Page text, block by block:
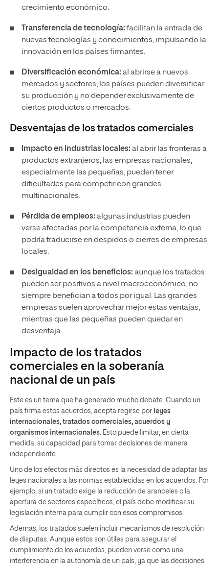
crecimiento económico.
Transferencia de tecnología: facilitan la entrada de
nuevas tecnologías y conocimientos, impulsando la
innovación en los países firmantes.
Diversificación económica: al abrirse a nuevos
mercados y sectores, los países pueden diversificar
su producción y no depender exclusivamente de
ciertos productos o mercados.
Desventajas de los tratados comerciales
Impacto en industrias locales: al abrir las fronteras a
productos extranjeros, las empresas nacionales,
especialmente las pequeñas, pueden tener
dificultades para competir con grandes
multinacionales.
Pérdida de empleos: algunas industrias pueden
verse afectadas por la competencia externa, lo que
podría traducirse en despidos o cierres de empresas
locales.
Desigualdad en los beneficios: aunque los tratados
pueden ser positivos a nivel macroeconómico, no
siempre benefician a todos por igual. Las grandes
empresas suelen aprovechar mejor estas ventajas,
mientras que las pequeñas pueden quedar en
desventaja.
Impacto de los tratados
comerciales en la soberanía
nacional de un país
Este es un tema que ha generado mucho debate. Cuando un
país firma estos acuerdos, acepta regirse por leyes
internacionales, tratados comerciales, acuerdos y
organismos internacionales . Esto puede limitar, en cierta
medida, su capacidad para tomar decisiones de manera
independiente.
Uno de los efectos más directos es la necesidad de adaptar las
leyes nacionales a las normas establecidas en los acuerdos. Por
ejemplo, si un tratado exige la reducción de aranceles o la
apertura de sectores específicos, el país debe modificar su
legislación interna para cumplir con esos compromisos.
Además, los tratados suelen incluir mecanismos de resolución
de disputas. Aunque estos son útiles para asegurar el
cumplimiento de los acuerdos, pueden verse como una
interferencia en la autonomía de un país, ya que las decisiones